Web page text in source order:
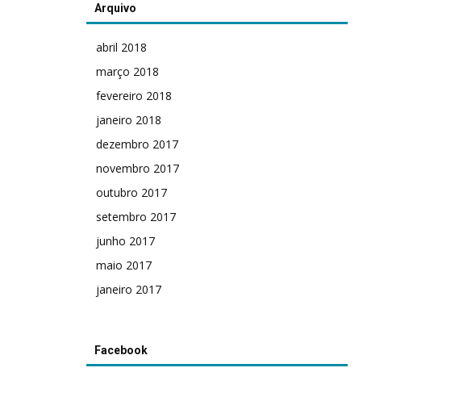
Arquivo
abril 2018
março 2018
fevereiro 2018
janeiro 2018
dezembro 2017
novembro 2017
outubro 2017
setembro 2017
junho 2017
maio 2017
janeiro 2017
Facebook